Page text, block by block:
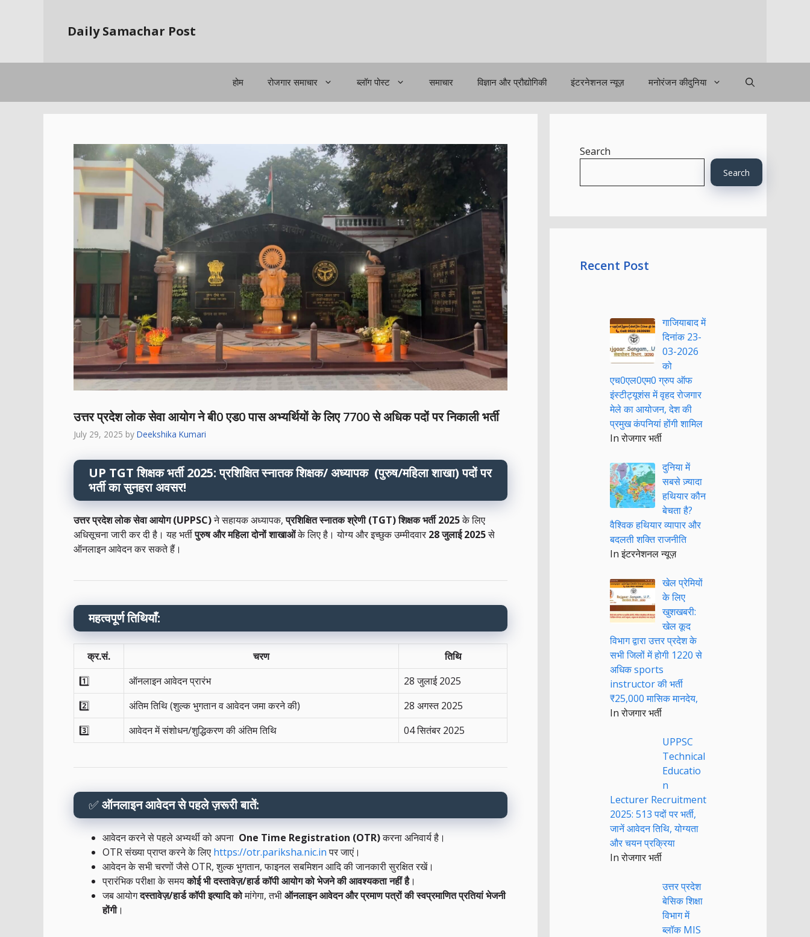
Daily Samachar Post
होम रोजगार समाचार ब्लॉग पोस्ट समाचार विज्ञान और प्रौद्योगिकी इंटरनेशनल न्यूज़ मनोरंजन कीदुनिया
उत्तर प्रदेश लोक सेवा आयोग ने बी0 एड0 पास अभ्यर्थियों के लिए 7700 से अधिक पदों पर निकाली भर्ती
July 29, 2025 by Deekshika Kumari
UP TGT शिक्षक भर्ती 2025: प्रशिक्षित स्नातक शिक्षक/ अध्यापक (पुरुष/महिला शाखा) पदों पर
भर्ती का सुनहरा अवसर!
उत्तर प्रदेश लोक सेवा आयोग (UPPSC)ने सहायक अध्यापक,प्रशिक्षित स्नातक श्रेणी (TGT) शिक्षक भर्ती 2025के लिए
अधिसूचना जारी कर दी है। यह भर्तीपुरुष और महिला दोनों शाखाओंके लिए है। योग्य और इच्छुक उम्मीदवार 28 जुलाई 2025से
ऑनलाइन आवेदन कर सकते हैं।
महत्वपूर्ण तिथियाँ:
क्र.सं. चरण
तिथि
1️⃣
ऑनलाइन आवेदन प्रारंभ
28 जुलाई 2025
2️⃣
अंतिम तिथि (शुल्क भुगतान व आवेदन जमा करने की)
28 अगस्त 2025
3️⃣
आवेदन में संशोधन/शुद्धिकरण की अंतिम तिथि 04 सितंबर 2025
✅ऑनलाइन आवेदन से पहले ज़रूरी बातें:
आवेदन करने से पहले अभ्यर्थी को अपना One Time Registration (OTR)करना अनिवार्य है।
OTR संख्या प्राप्त करने के लिए https://otr.pariksha.nic.inपर जाएं।
आवेदन के सभी चरणों जैसे OTR, शुल्क भुगतान, फाइनल सबमिशन आदि की जानकारी सुरक्षित रखें।
प्रारंभिक परीक्षा के समयकोई भी दस्तावेज़/हार्ड कॉपी आयोग को भेजने की आवश्यकता नहीं है।
जब आयोगदस्तावेज़/हार्ड कॉपी इत्यादि कोमांगेगा, तभीऑनलाइन आवेदन और प्रमाण पत्रों की स्वप्रमाणित प्रतियां भेजनी
होंगी।
Search
Search
Recent Post
गाजियाबाद में
दिनांक 23-
03-2026
को
एच0एल0एम0 ग्रुप ऑफ
इंस्टीट्यूशंस में वृहद रोजगार
मेले का आयोजन, देश की
प्रमुख कंपनियां होंगी शामिल
In रोजगार भर्ती
दुनिया में
सबसे ज़्यादा
हथियार कौन
बेचता है?
वैश्विक हथियार व्यापार और
बदलती शक्ति राजनीति
In इंटरनेशनल न्यूज़
खेल प्रेमियों
के लिए
खुशखबरी:
खेल कूद
विभाग द्वारा उत्तर प्रदेश के
सभी जिलों में होगी 1220 से
अधिक sports
instructor की भर्ती
₹25,000 मासिक मानदेय,
In रोजगार भर्ती
UPPSC
Technical
Educatio
n
Lecturer Recruitment
2025: 513 पदों पर भर्ती,
जानें आवेदन तिथि, योग्यता
और चयन प्रक्रिया
In रोजगार भर्ती
उत्तर प्रदेश
बेसिक शिक्षा
विभाग में
ब्लॉक MIS